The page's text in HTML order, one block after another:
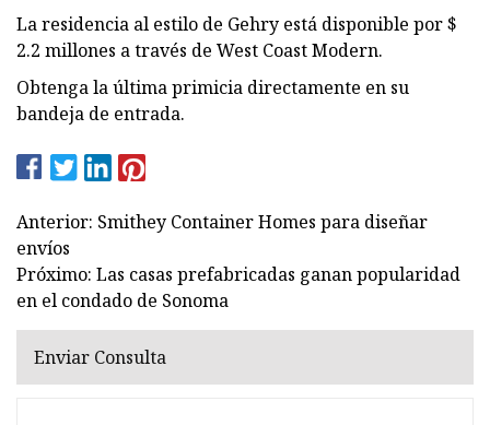
La residencia al estilo de Gehry está disponible por $
2.2 millones a través de West Coast Modern.
Obtenga la última primicia directamente en su
bandeja de entrada.
Anterior: Smithey Container Homes para diseñar
envíos
Próximo: Las casas prefabricadas ganan popularidad
en el condado de Sonoma
Enviar Consulta